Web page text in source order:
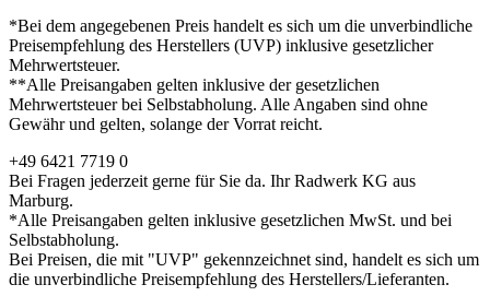
*Bei dem angegebenen Preis handelt es sich um die unverbindliche
Preisempfehlung des Herstellers (UVP) inklusive gesetzlicher
Mehrwertsteuer.
**Alle Preisangaben gelten inklusive der gesetzlichen
Mehrwertsteuer bei Selbstabholung. Alle Angaben sind ohne
Gewähr und gelten, solange der Vorrat reicht.
+49 6421 7719 0
Bei Fragen jederzeit gerne für Sie da. Ihr Radwerk KG aus
Marburg.
*Alle Preisangaben gelten inklusive gesetzlichen MwSt. und bei
Selbstabholung.
Bei Preisen, die mit "UVP" gekennzeichnet sind, handelt es sich um
die unverbindliche Preisempfehlung des Herstellers/Lieferanten.